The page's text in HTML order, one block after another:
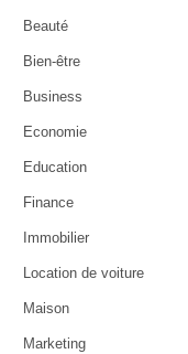
Beauté
Bien-être
Business
Economie
Education
Finance
Immobilier
Location de voiture
Maison
Marketing